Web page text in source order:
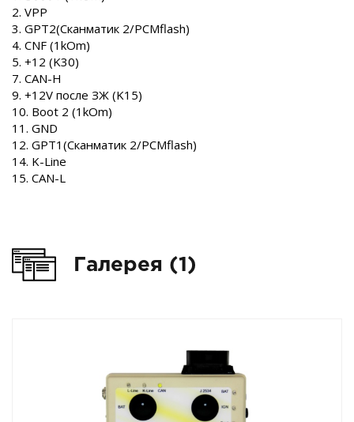
2. VPP
3. GPT2(Сканматик 2/PCMflash)
4. CNF (1kOm)
5. +12 (K30)
7. CAN-H
9. +12V после ЗЖ (K15)
10. Boot 2 (1kOm)
11. GND
12. GPT1(Сканматик 2/PCMflash)
14. K-Line
15. CAN-L
Галерея (1)